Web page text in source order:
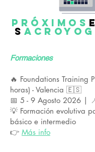
próximos
S
Formaciones
🔥 Foundations Training
horas) - Valencia 🇪🇸
📅 5 - 9 Agosto 2026 |
💡 Formación evolutiva
básico e intermedio
​👉 Más info